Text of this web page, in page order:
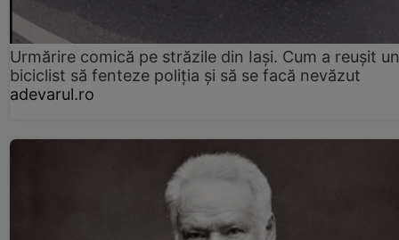
Urmărire comică pe străzile din Iași. Cum a reușit un
biciclist să fenteze poliția și să se facă nevăzut
adevarul.ro